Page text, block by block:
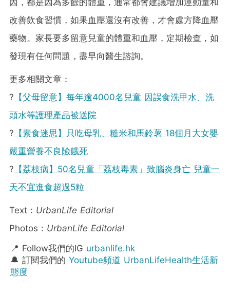
因，都是因為多餘的體重，通常都會建議增加運動量和
改善飲食習慣，如果血壓還沒有改善，才會處方降血壓
藥物。家長要多留意兒童的體重和血壓，定期檢查，如
發現有任何問題，盡早向醫生諮詢。
更多相關文章：
? 【父母留意】每年逾4000名兒童 因誤食洗甲水、洗
頭水等護理產品被送院
? 【素食迷思】只吃母乳、糙米和馬鈴薯 18個月大女嬰
嚴重營養不良險餓死
? 【荔枝病】50名兒童「荔枝毒素」致腦炎身亡 兒童一
天不宜進食超過5粒
Text : UrbanLife Editorial
Photos : UrbanLife Editorial
📍 Follow我們的IG urbanlife.hk
🔔 訂閱我們的 Youtube頻道 UrbanLifeHealth生活新
態度